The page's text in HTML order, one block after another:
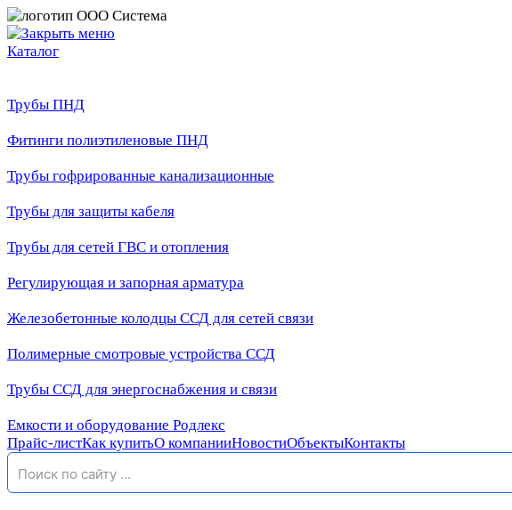
Каталог
Трубы ПНД
Фитинги полиэтиленовые ПНД
Трубы гофрированные канализационные
Трубы для защиты кабеля
Трубы для сетей ГВС и отопления
Регулирующая и запорная арматура
Железобетонные колодцы ССД для сетей связи
Полимерные смотровые устройства ССД
Трубы ССД для энергоснабжения и связи
Емкости и оборудование Родлекс
Прайс-листКак купитьО компанииНовостиОбъектыКонтакты